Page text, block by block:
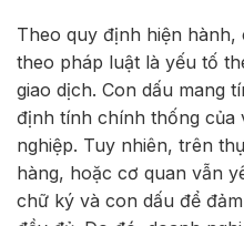
Theo quy định hiện hành,
theo pháp luật là yếu tố
giao dịch. Con dấu mang
định tính chính thống của
nghiệp. Tuy nhiên, trên
hàng, hoặc cơ quan vẫn
chữ ký và con dấu để